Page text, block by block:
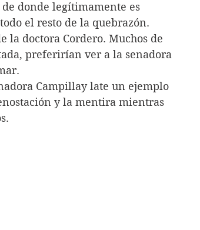
donde legítimamente es
el resto de la quebrazón.
la doctora Cordero. Muchos de
preferirían ver a la senadora
Campillay late un ejemplo
y la mentira mientras